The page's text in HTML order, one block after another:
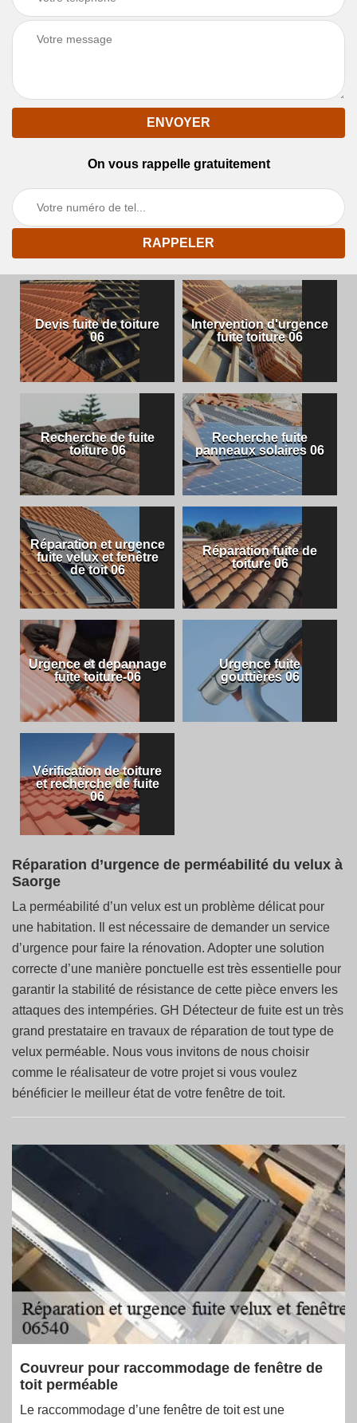
On vous rappelle gratuitement
Devis fuite de toiture
06
Intervention d'urgence
fuite toiture 06
Recherche de fuite
toiture 06
Recherche fuite
panneaux solaires 06
Réparation et urgence
fuite velux et fenêtre
de toit 06
Réparation fuite de
toiture 06
Urgence et depannage
fuite toiture-06
Urgence fuite
gouttières 06
Vérification de toiture
et recherche de fuite
06
Réparation d’urgence de perméabilité du velux à
Saorge
La perméabilité d’un velux est un problème délicat pour
une habitation. Il est nécessaire de demander un service
d’urgence pour faire la rénovation. Adopter une solution
correcte d’une manière ponctuelle est très essentielle pour
garantir la stabilité de résistance de cette pièce envers les
attaques des intempéries. GH Détecteur de fuite est un très
grand prestataire en travaux de réparation de tout type de
velux perméable. Nous vous invitons de nous choisir
comme le réalisateur de votre projet si vous voulez
bénéficier le meilleur état de votre fenêtre de toit.
Couvreur pour raccommodage de fenêtre de
toit perméable
Le raccommodage d’une fenêtre de toit est une